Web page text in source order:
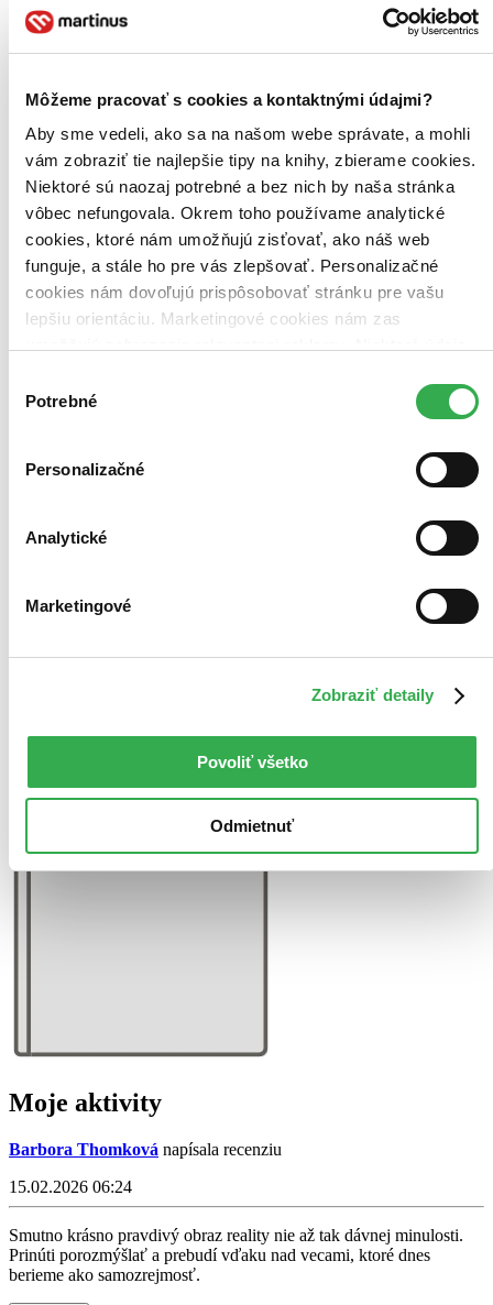
Môžeme pracovať s cookies a kontaktnými údajmi?
Aby sme vedeli, ako sa na našom webe správate, a mohli
vám zobraziť tie najlepšie tipy na knihy, zbierame cookies.
Niektoré sú naozaj potrebné a bez nich by naša stránka
vôbec nefungovala. Okrem toho používame analytické
cookies, ktoré nám umožňujú zisťovať, ako náš web
funguje, a stále ho pre vás zlepšovať. Personalizačné
cookies nám dovoľujú prispôsobovať stránku pre vašu
lepšiu orientáciu. Marketingové cookies nám zas
keby sme mohli používať všetky tieto cookies. Ďakujeme!
súhlasu
Potrebné
Personalizačné
Analytické
Marketingové
Zobraziť detaily
Povoliť všetko
Odmietnuť
Moje aktivity
Barbora Thomková napísala recenziu
15.02.2026 06:24
Smutno krásno pravdivý obraz reality nie až tak dávnej minulosti.
Prinúti porozmýšlať a prebudí vďaku nad vecami, ktoré dnes
berieme ako samozrejmosť.